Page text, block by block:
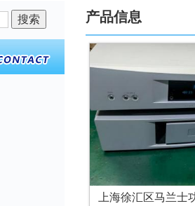
产品信息
上海徐汇区马兰士